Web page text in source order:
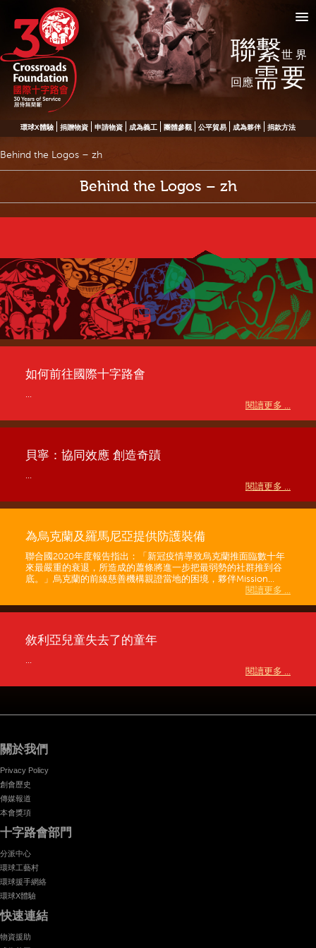
聯繫世界
回應需要
環球X體驗 捐贈物資 申請物資 成為義工 團體參觀 公平貿易 成為夥伴 捐款方法
Behind the Logos – zh
Behind the Logos – zh
如何前往國際十字路會
...
閱讀更多 ...
貝寧：協同效應 創造奇蹟
...
閱讀更多 ...
為烏克蘭及羅馬尼亞提供防護裝備
聯合國2020年度報告指出：「新冠疫情導致烏克蘭推面臨數十年
來最嚴重的衰退，所造成的蕭條將進一步把最弱勢的社群推到谷
底。」烏克蘭的前線慈善機構親證當地的困境，夥伴Mission...
閱讀更多 ...
敘利亞兒童失去了的童年
...
閱讀更多 ...
關於我們
Privacy Policy
創會歷史
傳媒報道
本會獎項
十字路會部門
分派中心
環球工藝村
環球援手網絡
環球X體驗
快速連結
物資援助